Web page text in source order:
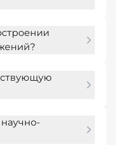
карты, а
карту или
ссылки,
кампании и
сохранив при